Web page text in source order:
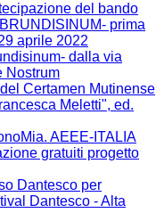
del bando
prima
aprile 2022
dalla via
Nostrum
Certamen Mutinense
Meletti", ed.
AEEE-ITALIA
gratuiti progetto
Dantesco per
Dantesco - Alta